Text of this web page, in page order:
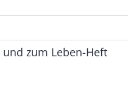
zum Leben-Heft